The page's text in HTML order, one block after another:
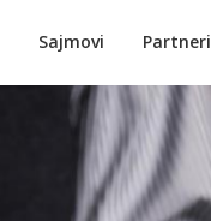
Sajmovi Partneri